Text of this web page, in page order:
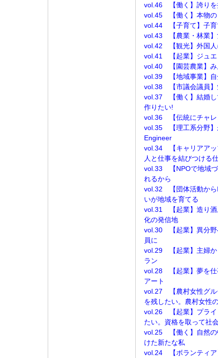
vol.46 【働く】誇りを
vol.45 【働く】本物の
vol.44 【子育て】子育
vol.43 【農業・林業】
vol.42 【観光】外国人
vol.41 【起業】ジュエ
vol.40 【園芸農業】み
vol.39 【地域事業】自
vol.38 【市議会議員】
vol.37 【働く】結婚し
作りたい!
vol.36 【伝統にチャ
vol.35 【理工系分野
Engineer
vol.34 【キャリアア
人と仕事を結びつける
vol.33 【NPOで地域づ
れるから
vol.32 【団体活動から
いが地域を育てる
vol.31 【起業】造り酒
化の発信地
vol.30 【起業】異分野
員に
vol.29 【起業】主婦
ラン
vol.28 【起業】夢を仕
アート
vol.27 【農村女性グル
を残したい。農村女性
vol.26 【起業】プライ
たい。資格を取って社
vol.25 【働く】自然の
けた新たな私
vol.24 【ボランティア